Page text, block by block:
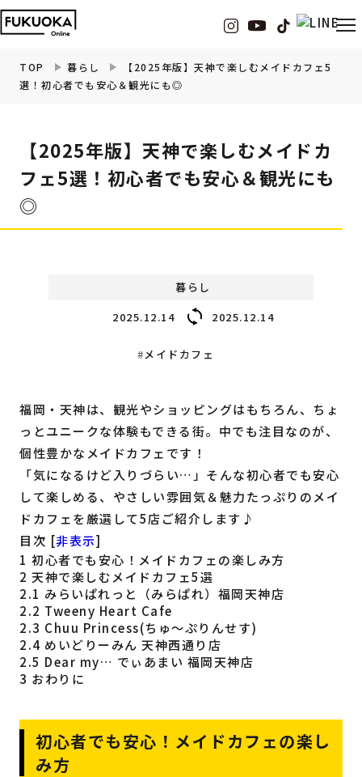
福岡の観光・お出かけ情報
フィットネス情報
福岡のビジネス 情報
TOP 暮らし
【2025年版】天神で楽しむメイドカフェ5
選！初心者でも安心＆観光にも◎
【2025年版】天神で楽しむメイドカ
フェ5選！初心者でも安心＆観光にも
◎
暮らし
2025.12.14
2025.12.14
メイドカフェ
福岡・天神は、観光やショッピングはもちろん、ちょ
っとユニークな体験もできる街。中でも注目なのが、
個性豊かなメイドカフェです！
「気になるけど入りづらい…」そんな初心者でも安心
して楽しめる、やさしい雰囲気＆魅力たっぷりのメイ
ドカフェを厳選して5店ご紹介します♪
目次 [非表示]
1 初心者でも安心！メイドカフェの楽しみ方
2 天神で楽しむメイドカフェ5選
2.1 みらいぱれっと（みらぱれ）福岡天神店
2.2 Tweeny Heart Cafe
2.3 Chuu Princess(ちゅ〜ぷりんせす)
2.4 めいどりーみん 天神西通り店
2.5 Dear my… でぃあまい 福岡天神店
3 おわりに
初心者でも安心！メイドカフェの楽し
み方